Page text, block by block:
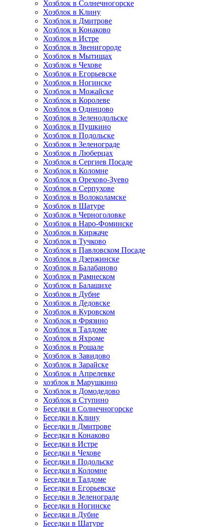
Хозблок в Солнечногорске
Хозблок в Клину
Хозблок в Дмитрове
Хозблок в Конаково
Хозблок в Истре
Хозблок в Звенигороде
Хозблок в Мытищах
Хозблок в Чехове
Хозблок в Егорьевске
Хозблок в Ногинске
Хозблок в Можайске
Хозблок в Королеве
Хозблок в Одинцово
Хозблок в Зеленодольске
Хозблок в Пушкино
Хозблок в Подольске
Хозблок в Зеленограде
Хозблок в Люберцах
Хозблок в Сергиев Посаде
Хозблок в Коломне
Хозблок в Орехово-Зуево
Хозблок в Серпухове
Хозблок в Волоколамске
Хозблок в Шатуре
Хозблок в Черноголовке
Хозблок в Наро-Фоминске
Хозблок в Киржаче
Хозблок в Тучково
Хозблок в Павловском Посаде
Хозблок в Дзержинске
Хозблок в Балабаново
Хозблок в Рамнеском
Хозблок в Балашихе
Хозблок в Дубне
Хозблок в Дедовске
Хозблок в Куровском
Хозблок в Фрязино
Хозблок в Талдоме
Хозблок в Яхроме
Хозблок в Рошале
Хозблок в Завидово
Хозблок в Зарайске
Хозблок в Апрелевке
хозблок в Марушкино
Хозблок в Домодедово
Хозблок в Ступино
Беседки в Солнечногорске
Беседки в Клину
Беседки в Дмитрове
Беседки в Конаково
Беседки в Истре
Беседки в Чехове
Беседки в Подольске
Беседки в Коломне
Беседки в Талдоме
Беседки в Егорьевске
Беседки в Зеленограде
Беседки в Ногинске
Беседки в Дубне
Беседки в Шатуре